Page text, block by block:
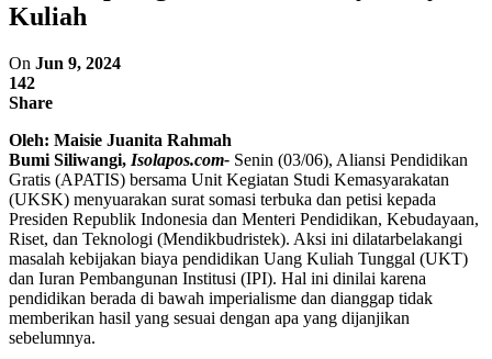
Kuliah
On Jun 9, 2024
142
Share
Oleh: Maisie Juanita Rahmah
Bumi Siliwangi, Isolapos.com- Senin (03/06), Aliansi Pendidikan
Gratis (APATIS) bersama Unit Kegiatan Studi Kemasyarakatan
(UKSK) menyuarakan surat somasi terbuka dan petisi kepada
Presiden Republik Indonesia dan Menteri Pendidikan, Kebudayaan,
Riset, dan Teknologi (Mendikbudristek). Aksi ini dilatarbelakangi
masalah kebijakan biaya pendidikan Uang Kuliah Tunggal (UKT)
dan Iuran Pembangunan Institusi (IPI). Hal ini dinilai karena
pendidikan berada di bawah imperialisme dan dianggap tidak
memberikan hasil yang sesuai dengan apa yang dijanjikan
sebelumnya.